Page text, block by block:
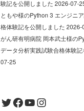
験記を公開しました 2026-07-
ともや様のPython 3 エンジニ
格体験記を公開しました 2026-
がん研有明病院 岡本武士様の
データ分析実践試験合格体験
07-25
Twitter
Facebook
YouTube
Instagram